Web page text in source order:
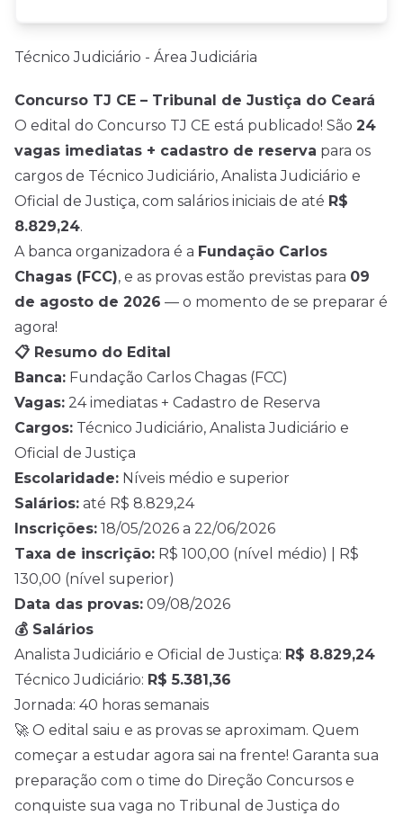
Técnico Judiciário - Área Judiciária
Concurso TJ CE – Tribunal de Justiça do Ceará
O edital do Concurso TJ CE está publicado! São 24
vagas imediatas + cadastro de reserva para os
cargos de Técnico Judiciário, Analista Judiciário e
Oficial de Justiça, com salários iniciais de até R$
8.829,24.
A banca organizadora é a Fundação Carlos
Chagas (FCC), e as provas estão previstas para 09
de agosto de 2026 — o momento de se preparar é
agora!
📋 Resumo do Edital
Banca: Fundação Carlos Chagas (FCC)
Vagas: 24 imediatas + Cadastro de Reserva
Cargos: Técnico Judiciário, Analista Judiciário e
Oficial de Justiça
Escolaridade: Níveis médio e superior
Salários: até R$ 8.829,24
Inscrições: 18/05/2026 a 22/06/2026
Taxa de inscrição: R$ 100,00 (nível médio) | R$
130,00 (nível superior)
Data das provas: 09/08/2026
💰 Salários
Analista Judiciário e Oficial de Justiça: R$ 8.829,24
Técnico Judiciário: R$ 5.381,36
Jornada: 40 horas semanais
🚀 O edital saiu e as provas se aproximam. Quem
começar a estudar agora sai na frente! Garanta sua
preparação com o time do Direção Concursos e
conquiste sua vaga no Tribunal de Justiça do